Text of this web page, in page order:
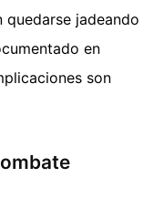
quedarse jadeando
en
son